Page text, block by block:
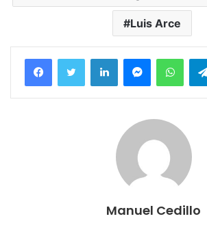
Luis Arce
FacebookTwitter LinkedInMessenger
Manuel Cedillo